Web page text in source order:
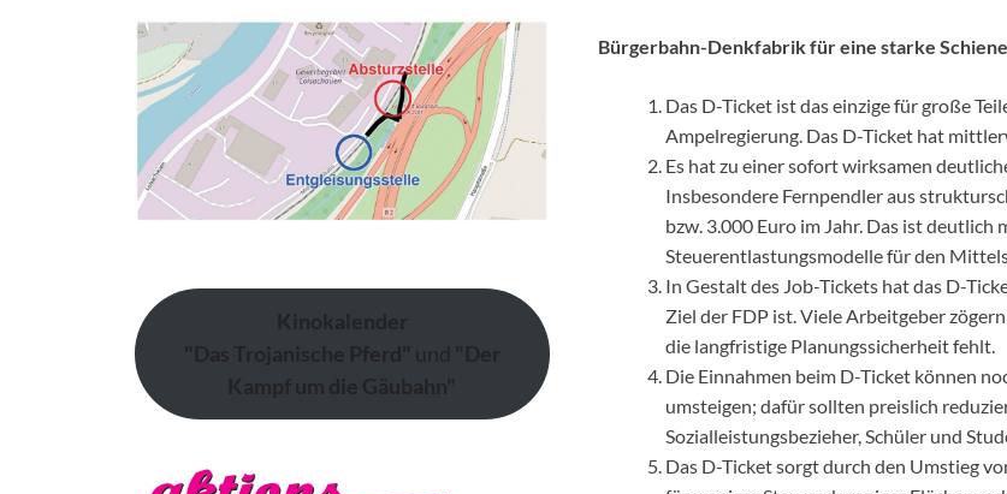
Bürgerbahn-Denkfabrik für eine starke
Das D-Ticket ist das einzige für große
Ampelregierung. Das D-Ticket hat
Es hat zu einer sofort wirksamen
Insbesondere Fernpendler aus
bzw. 3.000 Euro im Jahr. Das ist
Steuerentlastungsmodelle für den
In Gestalt des Job-Tickets hat das D-
Ziel der FDP ist. Viele Arbeitgeber
die langfristige Planungssicherheit fehlt.
Die Einnahmen beim D-Ticket können
umsteigen; dafür sollten preislich
Sozialleistungsbezieher, Schüler und
Das D-Ticket sorgt durch den Umstieg
Kinokalender
"Das Trojanische Pferd" und "Der
Kampf um die Gäubahn"